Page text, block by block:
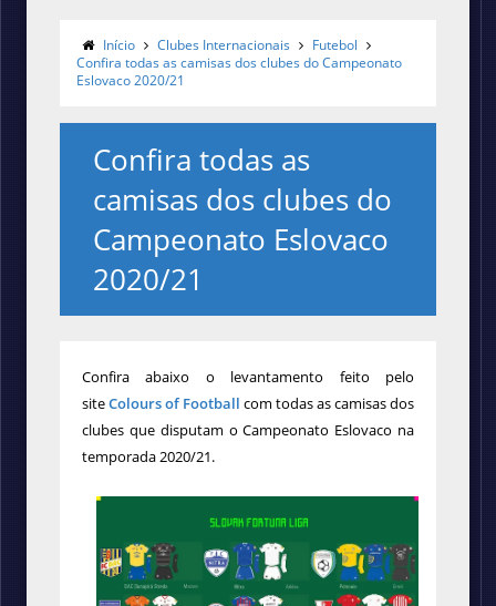
Início Clubes Internacionais
Futebol
Confira todas as camisas dos clubes do Campeonato
Eslovaco 2020/21
Confira todas as
camisas dos clubes do
Campeonato Eslovaco
2020/21
Confira abaixo o levantamento feito pelo
siteColours of Football com todas as camisas dos
clubes que disputam o Campeonato Eslovaco na
temporada 2020/21.